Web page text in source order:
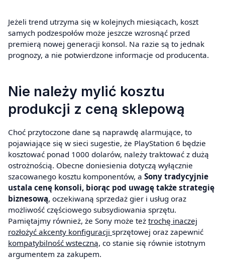
Jeżeli trend utrzyma się w kolejnych miesiącach, koszt
samych podzespołów może jeszcze wzrosnąć przed
premierą nowej generacji konsol. Na razie są to jednak
prognozy, a nie potwierdzone informacje od producenta.
Nie należy mylić kosztu
produkcji z ceną sklepową
Choć przytoczone dane są naprawdę alarmujące, to
pojawiające się w sieci sugestie, że PlayStation 6 będzie
kosztować ponad 1000 dolarów, należy traktować z dużą
ostrożnością. Obecne doniesienia dotyczą wyłącznie
szacowanego kosztu komponentów, a Sony tradycyjnie
ustala cenę konsoli, biorąc pod uwagę także strategię
biznesową, oczekiwaną sprzedaż gier i usług oraz
możliwość częściowego subsydiowania sprzętu.
Pamiętajmy również, że Sony może też trochę inaczej
rozłożyć akcenty konfiguracji sprzętowej oraz zapewnić
kompatybilność wsteczną, co stanie się równie istotnym
argumentem za zakupem.